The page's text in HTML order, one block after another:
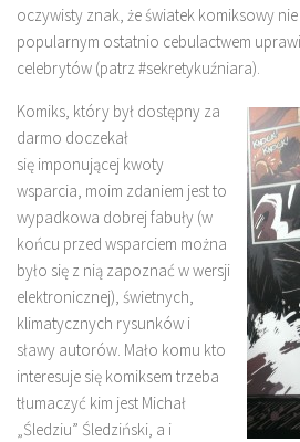
oczywisty znak, że światek komiksowy
popularnym ostatnio cebulactwem
celebrytów (patrz #sekretykuźniara).
Komiks, który był dostępny za
darmo doczekał
się imponującej kwoty
wsparcia, moim zdaniem jest to
wypadkowa dobrej fabuły (w
końcu przed wsparciem można
było się z nią zapoznać w wersji
elektronicznej), świetnych,
klimatycznych rysunków i
sławy autorów. Mało komu kto
interesuje się komiksem trzeba
tłumaczyć kim jest Michał
„Śledziu” Śledziński, a i